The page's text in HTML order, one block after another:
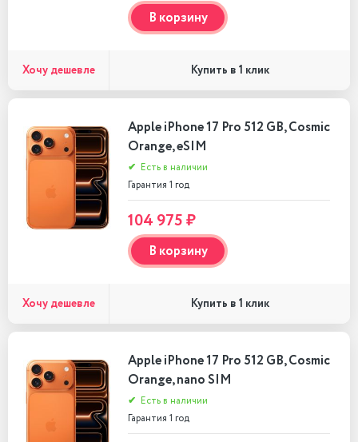
В корзину
Хочу дешевле Купить в 1 клик
Apple iPhone 17 Pro 512 GB, Cosmic
Orange, eSIM
✔ Есть в наличии
Гарантия 1 год
104 975 ₽
В корзину
Хочу дешевле Купить в 1 клик
Apple iPhone 17 Pro 512 GB, Cosmic
Orange, nano SIM
✔ Есть в наличии
Гарантия 1 год